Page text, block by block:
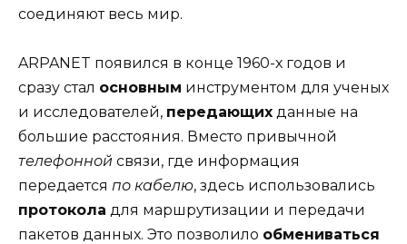
соединяют весь мир.
ARPANET появился в конце 1960-х годов и
сразу стал основным инструментом для ученых
и исследователей, передающих данные на
большие расстояния. Вместо привычной
телефонной связи, где информация
передается по кабелю, здесь использовались
протокола для маршрутизации и передачи
пакетов данных. Это позволило обмениваться